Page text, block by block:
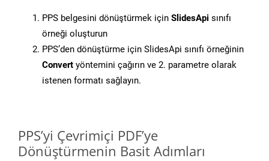
PPS belgesini dönüştürmek için SlidesApi sınıfı
örneği oluşturun
PPS’den dönüştürme için SlidesApi sınıfı örneğinin
Convert yöntemini çağırın ve 2. parametre olarak
istenen formatı sağlayın.
PPS’yi Çevrimiçi PDF’ye
Dönüştürmenin Basit Adımları